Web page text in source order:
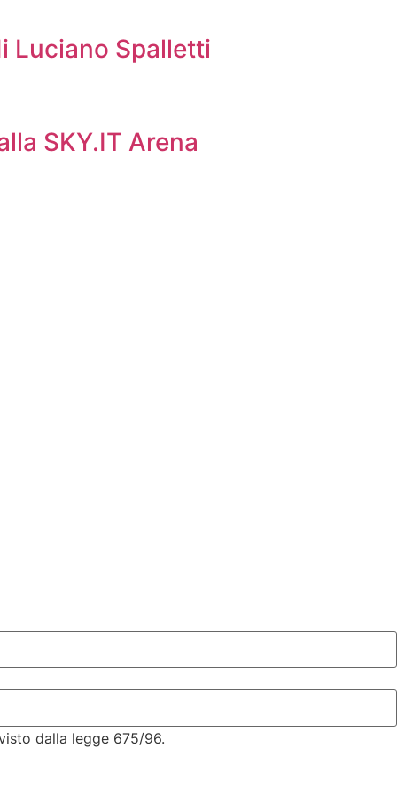
Luciano Spalletti
SKY.IT Arena
dalla legge 675/96.